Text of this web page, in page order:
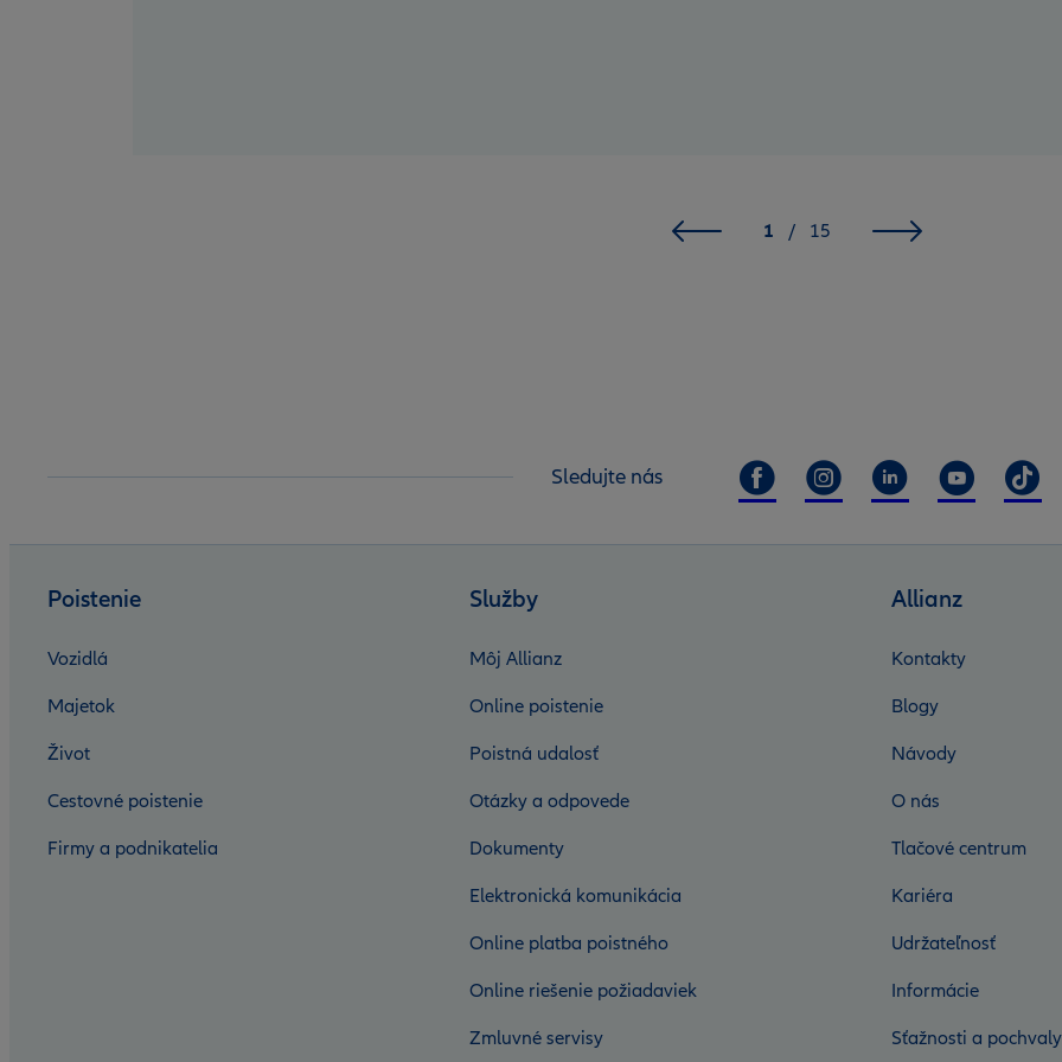
1 / 15
Sledujte nás
Poistenie
Vozidlá
Majetok
Život
Cestovné poistenie
Firmy a podnikatelia
Služby
Môj Allianz
Online poistenie
Poistná udalosť
Otázky a odpovede
Dokumenty
Elektronická komunikácia
Online platba poistného
Online riešenie požiadaviek
Zmluvné servisy
Allianz
Kontakty
Blogy
Návody
O nás
Tlačové centrum
Kariéra
Udržateľnosť
Informácie
Sťažnosti a pochvaly